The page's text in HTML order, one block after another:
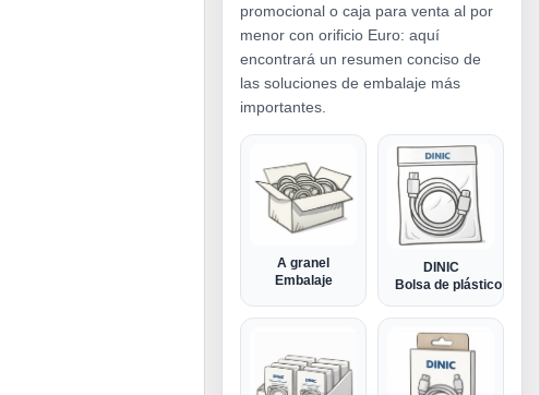
promocional o caja para venta al por
menor con orificio Euro: aquí
encontrará un resumen conciso de
las soluciones de embalaje más
importantes.
A granel
Embalaje
DINIC
Bolsa de plástico